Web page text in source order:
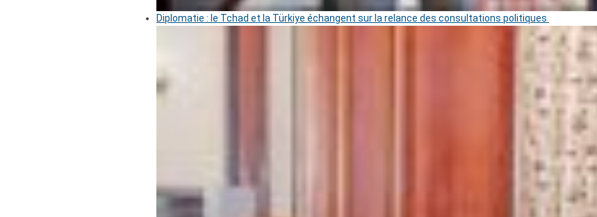
Diplomatie : le Tchad et la Türkiye échangent sur la relance des consultations politiques